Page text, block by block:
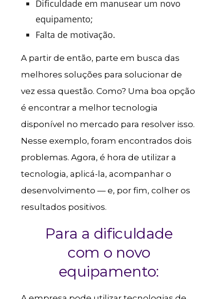
Dificuldade em manusear um novo
equipamento;
Falta de motivação.
A partir de então, parte em busca das
melhores soluções para solucionar de
vez essa questão. Como? Uma boa opção
é encontrar a melhor tecnologia
disponível no mercado para resolver isso.
Nesse exemplo, foram encontrados dois
problemas. Agora, é hora de utilizar a
tecnologia, aplicá-la, acompanhar o
desenvolvimento — e, por fim, colher os
resultados positivos.
Para a dificuldade
com o novo
equipamento: